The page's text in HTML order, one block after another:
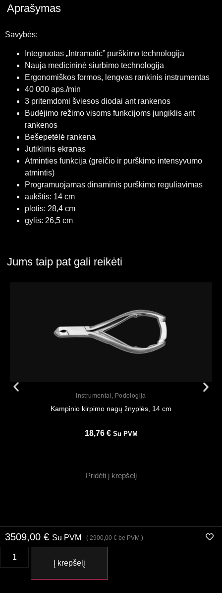
Aprašymas
Savybės:
Integruotas „Intramatic” purškimo technologija
Nauja medicininė siurbimo technologija
Ergonomiškos formos, lengvas rankinis instrumentas
40 000 aps./min
3 pritemdomi šviesos diodai ant rankenos
Budėjimo režimo visoms funkcijoms jungiklis ant
rankenos
Bešepetėlė rankena
Jutiklinis ekranas
Atminties funkcija (greičio ir purškimo intensyvumo
atmintis)
Programuojamas dinaminis purškimo reguliavimas
aukštis: 14 cm
plotis: 28,4 cm
gylis: 26,5 cm
Jums taip pat gali reikėti
Instrumentai, Podologija
Kampinio kirpimo nagų žnyplės, 14 cm
18,76 € Su PVM
Pridėti į krepšelį
3509,00 € Su PVM ( 2900,00 € be PVM )
Į krepšelį